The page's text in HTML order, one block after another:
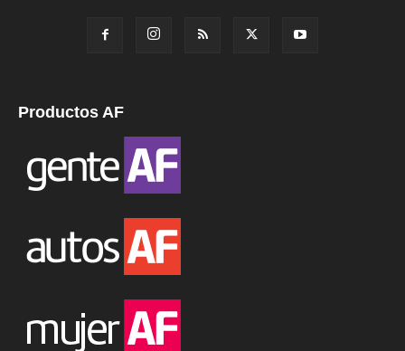
Productos AF